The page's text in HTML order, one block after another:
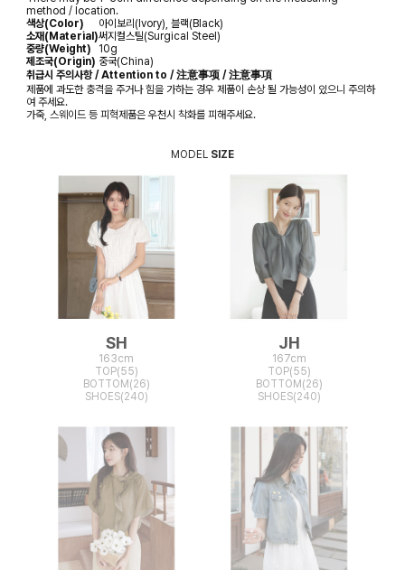
method / location.
색상(Color)
아이보리(Ivory), 블랙(Black)
소재(Material)써지컬스틸(Surgical Steel)
중량(Weight)
10g
제조국(Origin) 중국(China)
취급시 주의사항 / Attention to / 注意事项 / 注意事項
제품에 과도한 충격을 주거나 힘을 가하는 경우 제품이 손상 될 가능성이 있으니 주의하
여 주세요.
가죽, 스웨이드 등 피혁제품은 우천시 착화를 피해주세요.
MODEL SIZE
SH
163cm
TOP(55)
BOTTOM(26)
SHOES(240)
JH
167cm
TOP(55)
BOTTOM(26)
SHOES(240)